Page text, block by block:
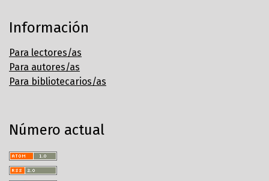
Información
Para lectores/as
Para autores/as
Para bibliotecarios/as
Número actual